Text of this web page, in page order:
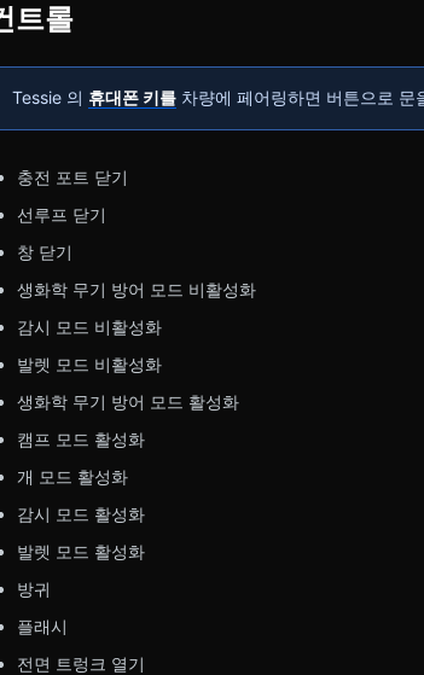
트롤
Tessie 의 휴대폰 키를차량에 페어링하면 버튼으로 문
충전 포트 닫기
선루프 닫기
창 닫기
생화학 무기 방어 모드 비활성화
감시 모드 비활성화
발렛 모드 비활성화
생화학 무기 방어 모드 활성화
캠프 모드 활성화
개 모드 활성화
감시 모드 활성화
발렛 모드 활성화
방귀
플래시
전면 트렁크 열기